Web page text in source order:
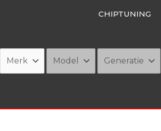
CHIPTUNING